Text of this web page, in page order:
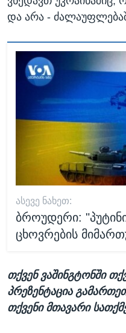
და არა -
ᲐᲡᲔᲕᲔ ᲜᲐᲮᲔᲗ:
ბროუდერი:
ცხოვრების
თქვენ ვაშინგტონში
პრეზენტაცია
თქვენი მთავარი